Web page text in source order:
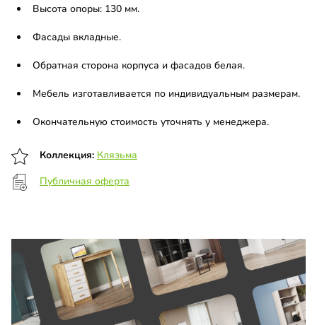
Высота опоры: 130 мм.
Фасады вкладные.
Обратная сторона корпуса и фасадов белая.
Мебель изготавливается по индивидуальным размерам.
Окончательную стоимость уточнять у менеджера.
Коллекция: Клязьма
Публичная оферта